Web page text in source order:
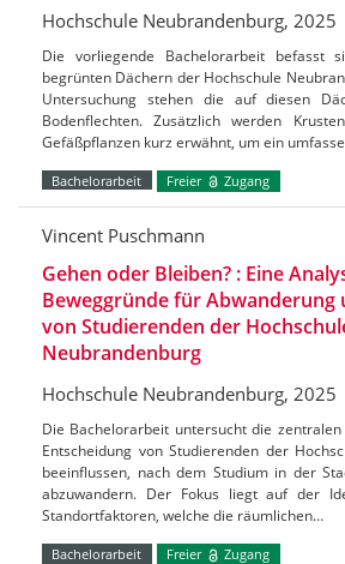
Hochschule Neubrandenburg, 2025
Die vorliegende Bachelorarbeit befasst
begrünten Dächern der Hochschule
Untersuchung stehen die auf diesen
Bodenflechten. Zusätzlich werden
Gefäßpflanzen kurz erwähnt, um ein
Bachelorarbeit Freier Zugang
Vincent Puschmann
Gehen oder Bleiben? : Eine
Beweggründe für Abwanderung
von Studierenden der
Neubrandenburg
Hochschule Neubrandenburg, 2025
Die Bachelorarbeit untersucht die
Entscheidung von Studierenden der
beeinflussen, nach dem Studium in der
abzuwandern. Der Fokus liegt auf der
Standortfaktoren, welche die räumlichen…
Bachelorarbeit Freier Zugang